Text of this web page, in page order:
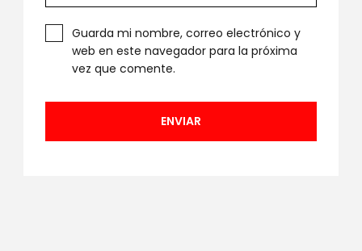
Guarda mi nombre, correo electrónico y
web en este navegador para la próxima
vez que comente.